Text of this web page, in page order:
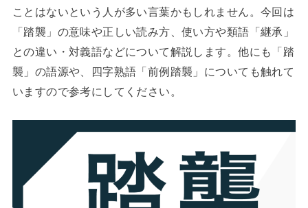
ことはないという人が多い言葉かもしれません。今回は
「踏襲」の意味や正しい読み方、使い方や類語「継承」
との違い・対義語などについて解説します。他にも「踏
襲」の語源や、四字熟語「前例踏襲」についても触れて
いますので参考にしてください。